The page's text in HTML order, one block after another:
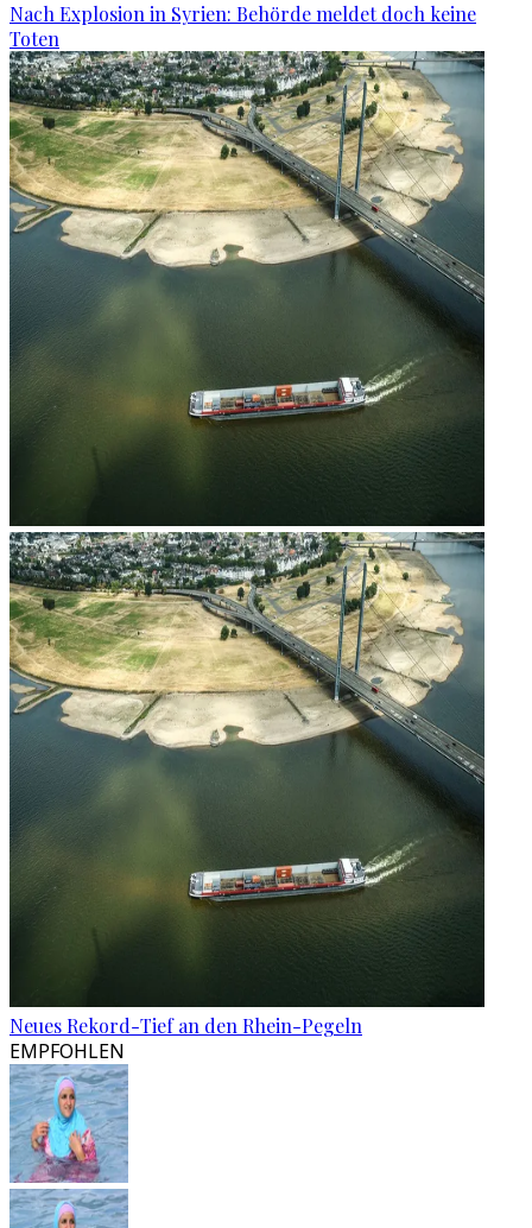
Nach Explosion in Syrien: Behörde meldet doch keine
Toten
Neues Rekord-Tief an den Rhein-Pegeln
EMPFOHLEN